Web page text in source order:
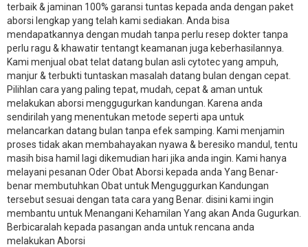
terbaik & jaminan 100% garansi tuntas kepada anda dengan paket
aborsi lengkap yang telah kami sediakan. Anda bisa
mendapatkannya dengan mudah tanpa perlu resep dokter tanpa
perlu ragu & khawatir tentangt keamanan juga keberhasilannya.
Kami menjual obat telat datang bulan asli cytotec yang ampuh,
manjur & terbukti tuntaskan masalah datang bulan dengan cepat.
Pilihlan cara yang paling tepat, mudah, cepat & aman untuk
melakukan aborsi menggugurkan kandungan. Karena anda
sendirilah yang menentukan metode seperti apa untuk
melancarkan datang bulan tanpa efek samping. Kami menjamin
proses tidak akan membahayakan nyawa & beresiko mandul, tentu
masih bisa hamil lagi dikemudian hari jika anda ingin. Kami hanya
melayani pesanan Oder Obat Aborsi kepada anda Yang Benar-
benar membutuhkan Obat untuk Menguggurkan Kandungan
tersebut sesuai dengan tata cara yang Benar. disini kami ingin
membantu untuk Menangani Kehamilan Yang akan Anda Gugurkan.
Berbicaralah kepada pasangan anda untuk rencana anda
melakukan Aborsi